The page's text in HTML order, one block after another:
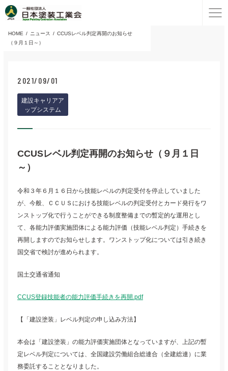
HOME ニュース
CCUSレベル判定再開のお知らせ
（９月１日～）
2021/09/01
建設キャリアア
ップシステム
CCUSレベル判定再開のお知らせ（９月１日
～）
令和３年６月１６日から技能レベルの判定受付を停止していました
が、今般、ＣＣＵＳにおける技能レベルの判定受付とカード発行をワ
ンストップ化で行うことができる制度整備までの暫定的な運用とし
て、各能力評価実施団体による能力評価（技能レベル判定）手続きを
再開しますのでお知らせします。ワンストップ化については引き続き
国交省で検討が進められます。
国土交通省通知
CCUS登録技能者の能力評価手続きを再開.pdf
【 「建設塗装」レベル判定の申し込み方法】
本会は「建設塗装」の能力評価実施団体となっていますが、上記の暫
定レベル判定については、全国建設労働組合総連合（全建総連）に業
務委託することとなりました。